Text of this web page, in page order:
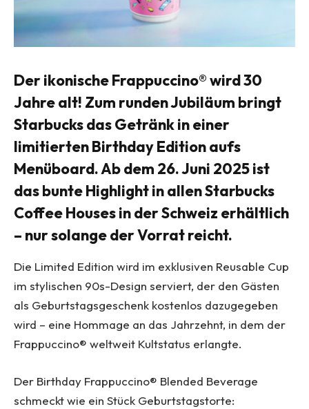
Der ikonische Frappuccino® wird 30
Jahre alt! Zum runden Jubiläum bringt
Starbucks das Getränk in einer
limitierten Birthday Edition aufs
Menüboard. Ab dem 26. Juni 2025 ist
das bunte Highlight in allen Starbucks
Coffee Houses in der Schweiz erhältlich
– nur solange der Vorrat reicht.
Die Limited Edition wird im exklusiven Reusable Cup
im stylischen 90s-Design serviert, der den Gästen
als Geburtstagsgeschenk kostenlos dazugegeben
wird – eine Hommage an das Jahrzehnt, in dem der
Frappuccino® weltweit Kultstatus erlangte.
Der Birthday Frappuccino® Blended Beverage
schmeckt wie ein Stück Geburtstagstorte: